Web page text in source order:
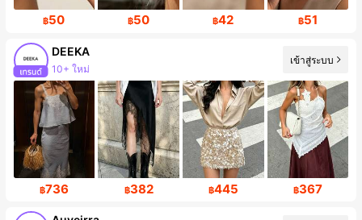
฿50 ฿50 ฿42 ฿51
DEEKA
ผู้ติดตาม 203K คน
เข้าสู่ระบบ
฿736 ฿382 ฿445 ฿367